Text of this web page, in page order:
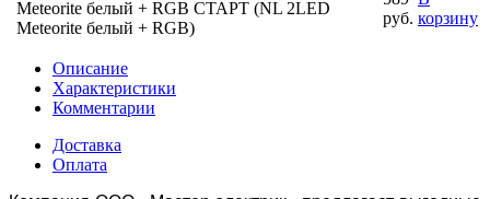
Meteorite белый + RGB СТАРТ (NL 2LED
Meteorite белый + RGB)
руб. корзину
Описание
Характеристики
Комментарии
Доставка
Оплата